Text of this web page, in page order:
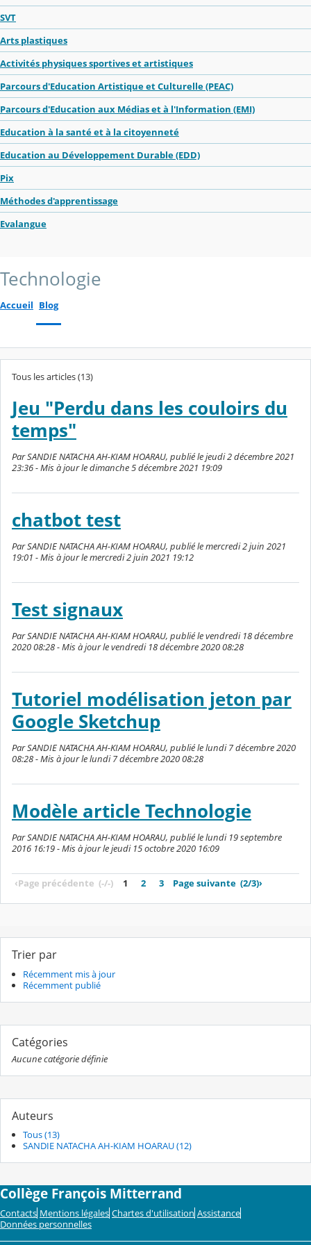
SVT
Arts plastiques
Activités physiques sportives et artistiques
Parcours d'Education Artistique et Culturelle (PEAC)
Parcours d'Education aux Médias et à l'Information (EMI)
Education à la santé et à la citoyenneté
Education au Développement Durable (EDD)
Pix
Méthodes d'apprentissage
Evalangue
Technologie
Accueil Blog
Tous les articles (13)
Jeu "Perdu dans les couloirs du
temps"
Par SANDIE NATACHA AH-KIAM HOARAU, publié le jeudi 2 décembre 2021
23:36 - Mis à jour le dimanche 5 décembre 2021 19:09
chatbot test
Par SANDIE NATACHA AH-KIAM HOARAU, publié le mercredi 2 juin 2021
19:01 - Mis à jour le mercredi 2 juin 2021 19:12
Test signaux
Par SANDIE NATACHA AH-KIAM HOARAU, publié le vendredi 18 décembre
2020 08:28 - Mis à jour le vendredi 18 décembre 2020 08:28
Tutoriel modélisation jeton par
Google Sketchup
Par SANDIE NATACHA AH-KIAM HOARAU, publié le lundi 7 décembre 2020
08:28 - Mis à jour le lundi 7 décembre 2020 08:28
Modèle article Technologie
Par SANDIE NATACHA AH-KIAM HOARAU, publié le lundi 19 septembre
2016 16:19 - Mis à jour le jeudi 15 octobre 2020 16:09
‹Page précédente (-/-) 1 2 3 Page suivante (2/3)›
Trier par
Récemment mis à jour
Récemment publié
Catégories
Aucune catégorie définie
Auteurs
Tous (13)
SANDIE NATACHA AH-KIAM HOARAU (12)
Collège François Mitterrand
Contacts Mentions légales Chartes d'utilisation Assistance
Données personnelles